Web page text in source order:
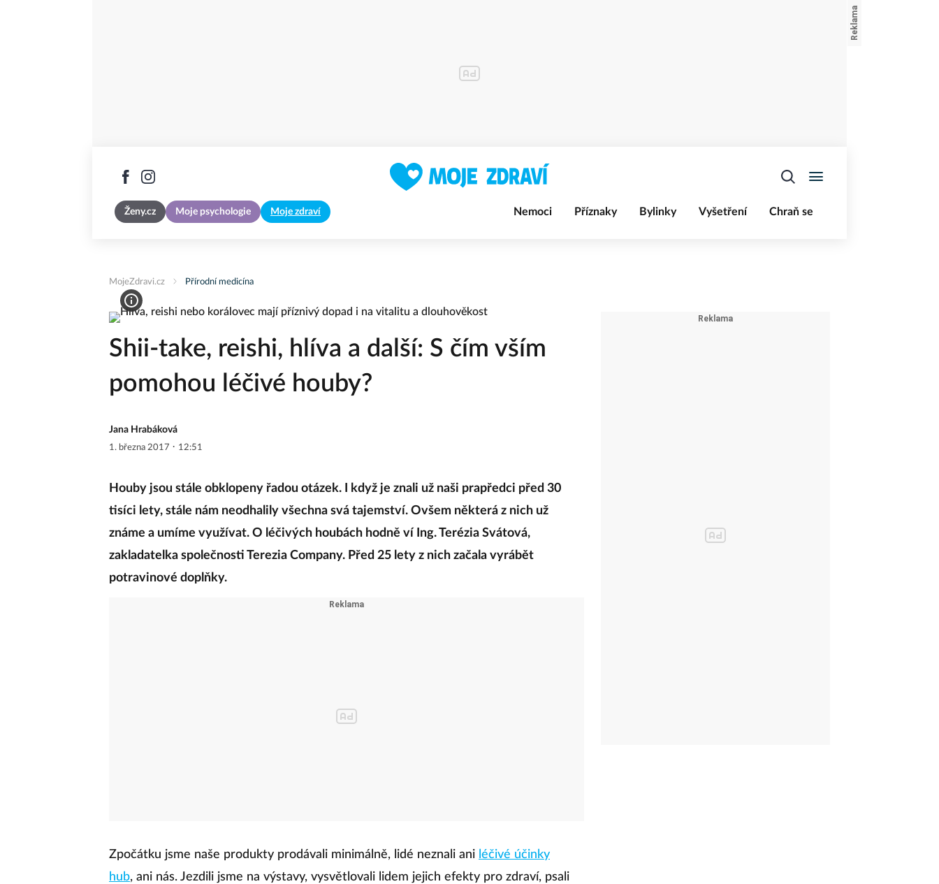
Ženy.cz Moje psychologie Moje zdraví Nemoci Příznaky Bylinky Vyšetření Chraň se
MojeZdravi.cz Přírodní medicína
Shii-take, reishi, hlíva a další: S čím vším
pomohou léčivé houby?
Jana Hrabáková
1. března 2017 · 12:51
Houby jsou stále obklopeny řadou otázek. I když je znali už naši prapředci před 30
tisíci lety, stále nám neodhalily všechna svá tajemství. Ovšem některá z nich už
známe a umíme využívat. O léčivých houbách hodně ví Ing. Terézia Svátová,
zakladatelka společnosti Terezia Company. Před 25 lety z nich začala vyrábět
potravinové doplňky.
Zpočátku jsme naše produkty prodávali minimálně, lidé neznali ani léčivé účinky
hub, ani nás. Jezdili jsme na výstavy, vysvětlovali lidem jejich efekty pro zdraví, psali